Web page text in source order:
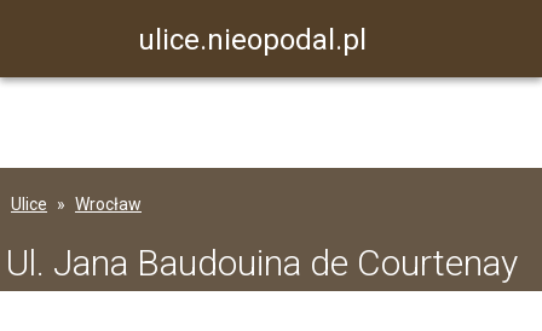
ulice.nieopodal.pl
Ulice Wrocław
Ul. Jana Baudouina de Courtenay